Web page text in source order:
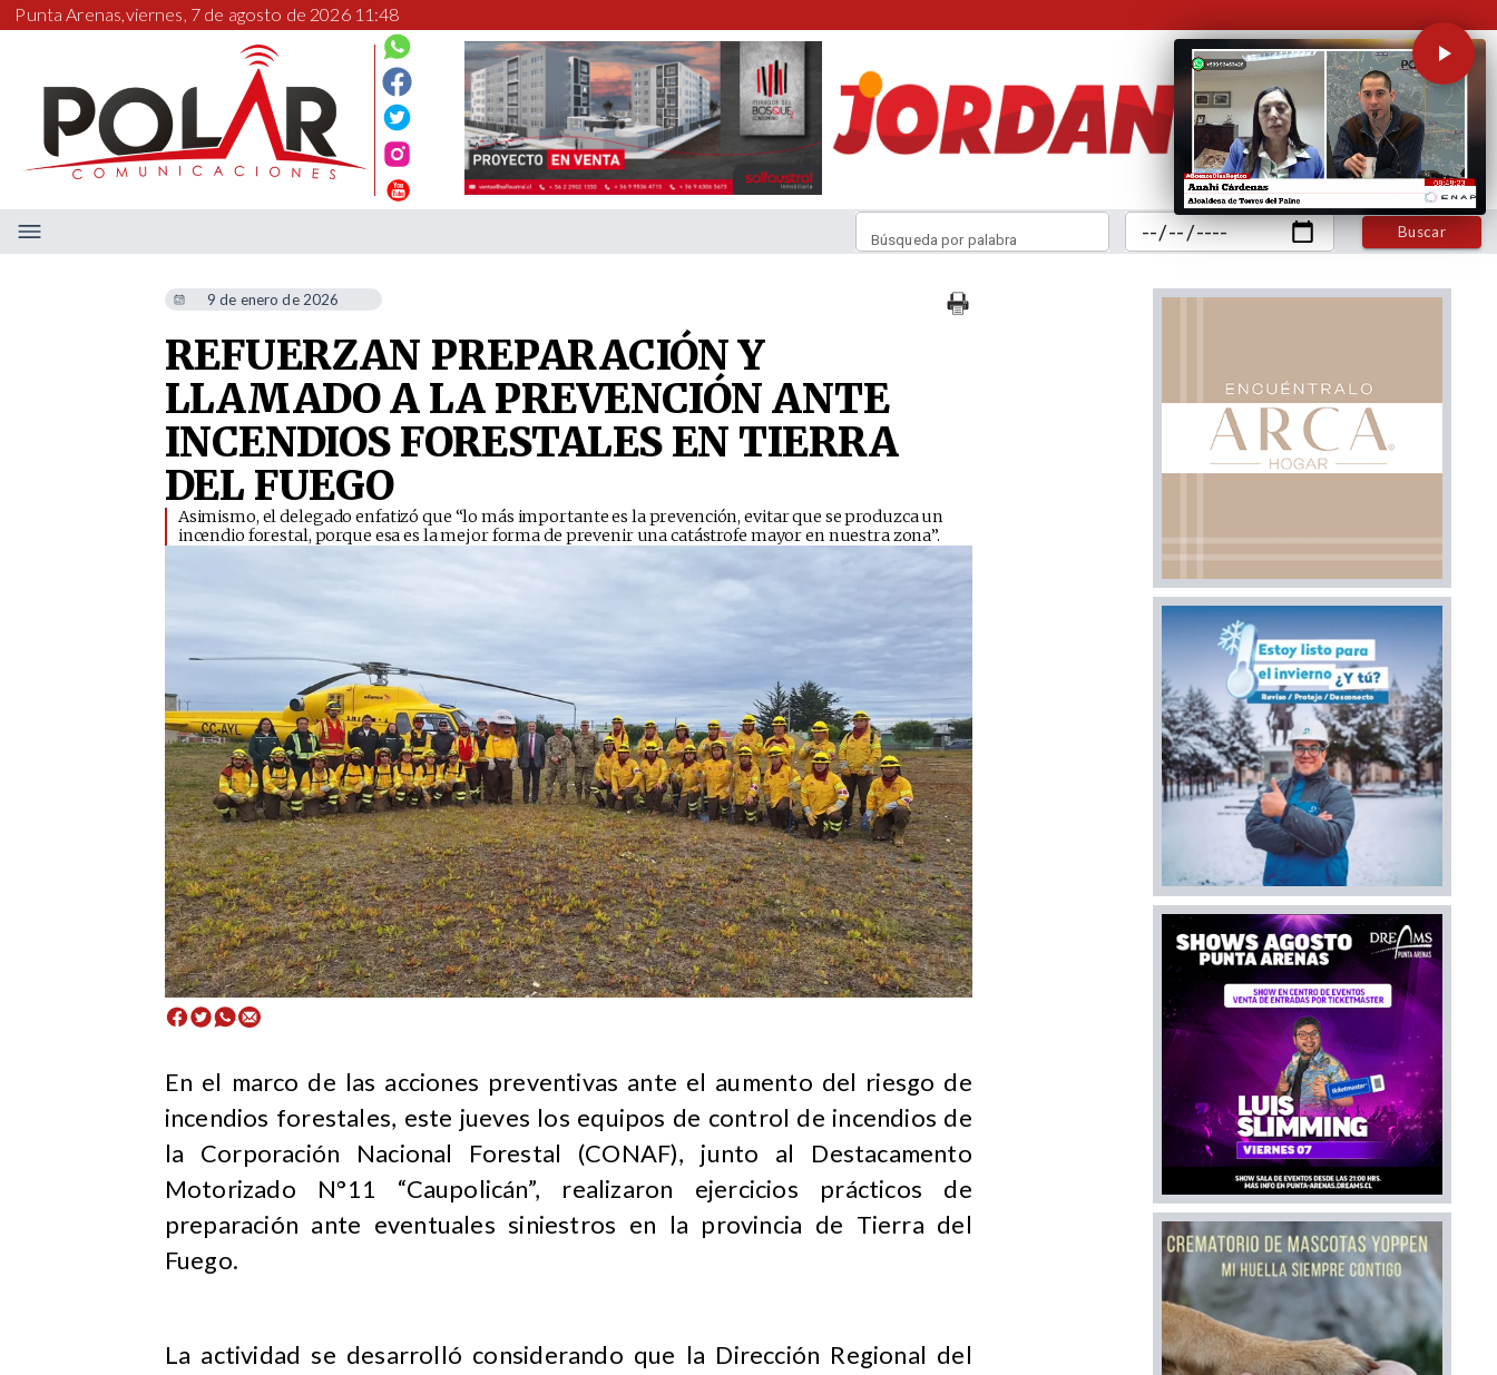
Punta Arenas,viernes, 7 de agosto de 2026 11:48
Buscar
Búsqueda por palabra
9 de enero de 2026
REFUERZAN PREPARACIÓN Y
LLAMADO A LA PREVENCIÓN ANTE
INCENDIOS FORESTALES EN TIERRA
DEL FUEGO
​Asimismo, el delegado enfatizó que “lo más importante es la prevención, evitar que se produzca un
incendio forestal, porque esa es la mejor forma de prevenir una catástrofe mayor en nuestra zona”.
​En el marco de las acciones preventivas ante el aumento del riesgo de
incendios forestales, este jueves los equipos de control de incendios de
la Corporación Nacional Forestal (CONAF), junto al Destacamento
Motorizado N°11 “Caupolicán”, realizaron ejercicios prácticos de
preparación ante eventuales siniestros en la provincia de Tierra del
Fuego.
La actividad se desarrolló considerando que la Dirección Regional del